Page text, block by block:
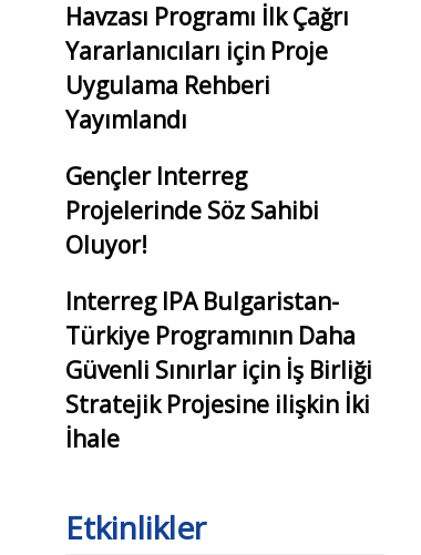
Havzası Programı İlk Çağrı
Yararlanıcıları için Proje
Uygulama Rehberi
Yayımlandı
Gençler Interreg
Projelerinde Söz Sahibi
Oluyor!
Interreg IPA Bulgaristan-
Türkiye Programının Daha
Güvenli Sınırlar için İş Birliği
Stratejik Projesine ilişkin İki
İhale
Etkinlikler